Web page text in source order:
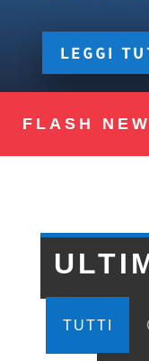
LEGGI
FLASH
TUTTI